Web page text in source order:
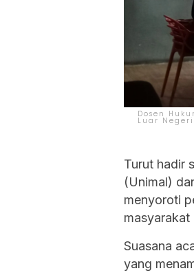
Dosen
Luar
Turut hadir
(Unimal)
menyoroti
masyarakat
Suasana
yang